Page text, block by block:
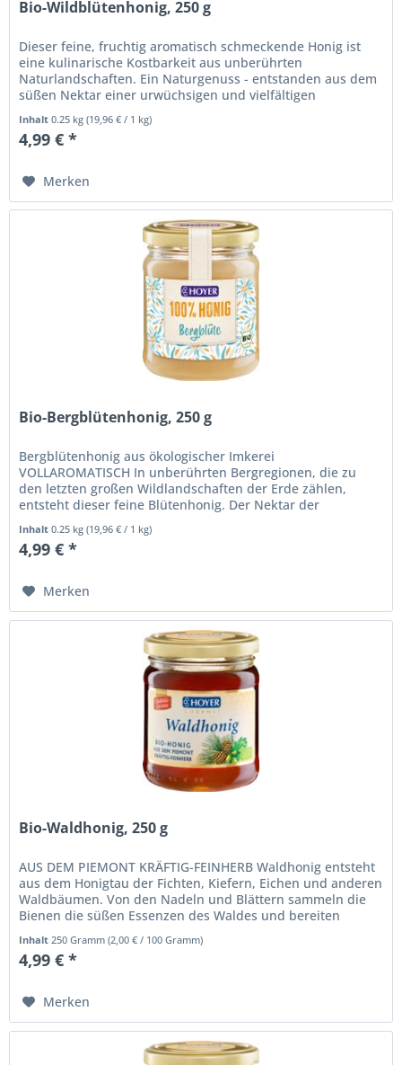
Bio-Wildblütenhonig, 250 g
Dieser feine, fruchtig aromatisch schmeckende Honig ist
eine kulinarische Kostbarkeit aus unberührten
Naturlandschaften. Ein Naturgenuss - entstanden aus dem
süßen Nektar einer urwüchsigen und vielfältigen
Inhalt0.25 kg(19,96 € / 1 kg)
4,99 € *
Merken
Bio-Bergblütenhonig, 250 g
Bergblütenhonig aus ökologischer Imkerei
VOLLAROMATISCH In unberührten Bergregionen, die zu
den letzten großen Wildlandschaften der Erde zählen,
entsteht dieser feine Blütenhonig. Der Nektar der
Inhalt0.25 kg(19,96 € / 1 kg)
4,99 € *
Merken
Bio-Waldhonig, 250 g
AUS DEM PIEMONT KRÄFTIG-FEINHERB Waldhonig entsteht
aus dem Honigtau der Fichten, Kiefern, Eichen und anderen
Waldbäumen. Von den Nadeln und Blättern sammeln die
Bienen die süßen Essenzen des Waldes und bereiten
Inhalt250 Gramm(2,00 € / 100 Gramm)
4,99 € *
Merken